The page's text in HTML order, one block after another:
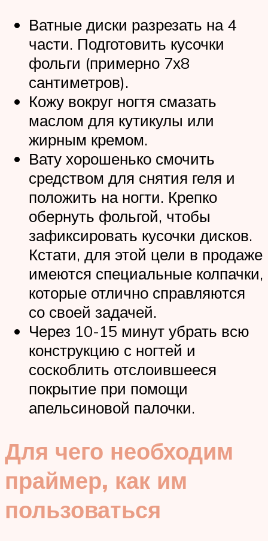
Ватные диски разрезать на 4
части. Подготовить кусочки
фольги (примерно 7х8
сантиметров).
Кожу вокруг ногтя смазать
маслом для кутикулы или
жирным кремом.
Вату хорошенько смочить
средством для снятия геля и
положить на ногти. Крепко
обернуть фольгой, чтобы
зафиксировать кусочки дисков.
Кстати, для этой цели в продаже
имеются специальные колпачки,
которые отлично справляются
со своей задачей.
Через 10-15 минут убрать всю
конструкцию с ногтей и
соскоблить отслоившееся
покрытие при помощи
апельсиновой палочки.
Для чего необходим
праймер, как им
пользоваться